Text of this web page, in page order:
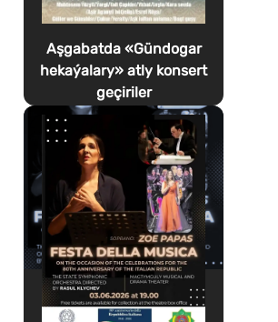
Aşgabatda «Gündogar
hekaýalary» atly konsert
geçiriler